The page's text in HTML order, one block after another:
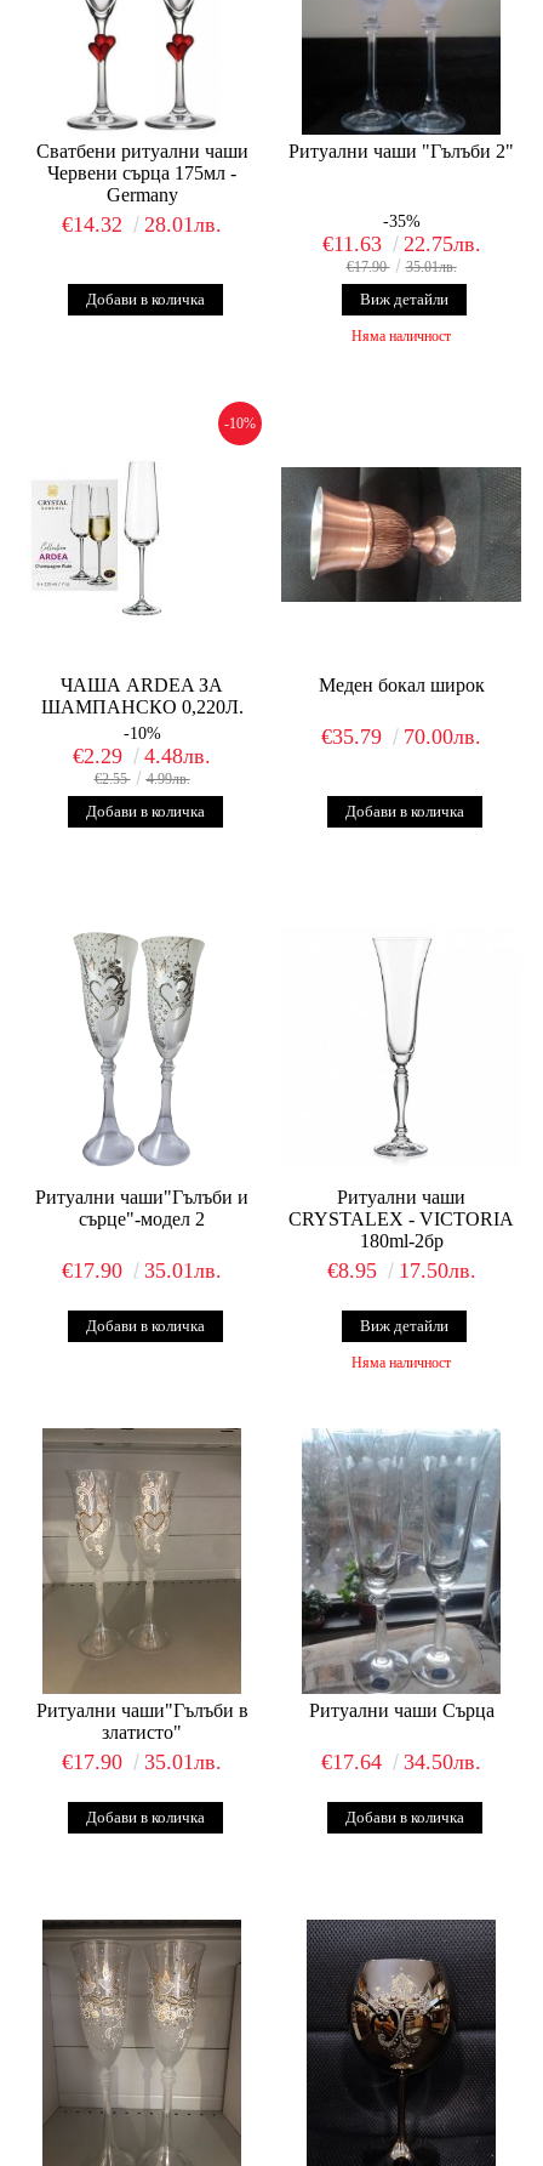
Сватбени ритуални чаши
Червени сърца 175мл -
Germany
€14.32 28.01лв.
Ритуални чаши "Гълъби 2"
-35%
€11.63 22.75лв.
€17.90 35.01лв.
Виж детайли
Няма наличност
-10%
ЧАША ARDEA ЗА
ШАМПАНСКО 0,220Л.
-10%
€2.29 4.48лв.
€2.55 4.99лв.
Меден бокал широк
€35.79 70.00лв.
Ритуални чаши"Гълъби и
сърце"-модел 2
€17.90 35.01лв.
Ритуални чаши
CRYSTALEX - VICTORIA
180ml-2бр
€8.95 17.50лв.
Виж детайли
Няма наличност
Ритуални чаши"Гълъби в
златисто"
€17.90 35.01лв.
Ритуални чаши Сърца
€17.64 34.50лв.